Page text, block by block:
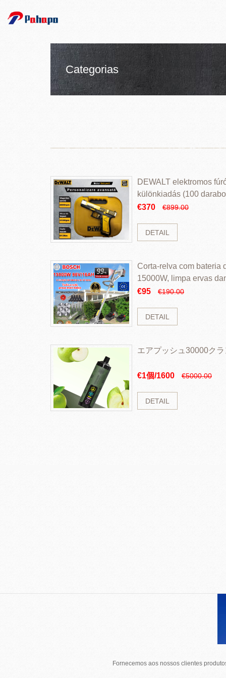
Categorias
DEWALT elektromos
különkiadás (100
€370
€899.00
DETAIL
Corta-relva com bateria
15000W, limpa ervas
rapidamente
€95 €190.00
DETAIL
エアプッシュ30000ク
€1個/1600 €5000.00
DETAIL
Fornecemos aos nossos clientes